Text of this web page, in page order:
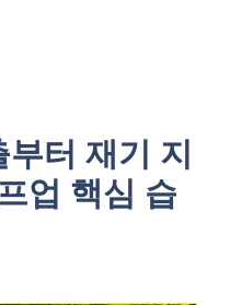
터 재기 지
업 핵심 습